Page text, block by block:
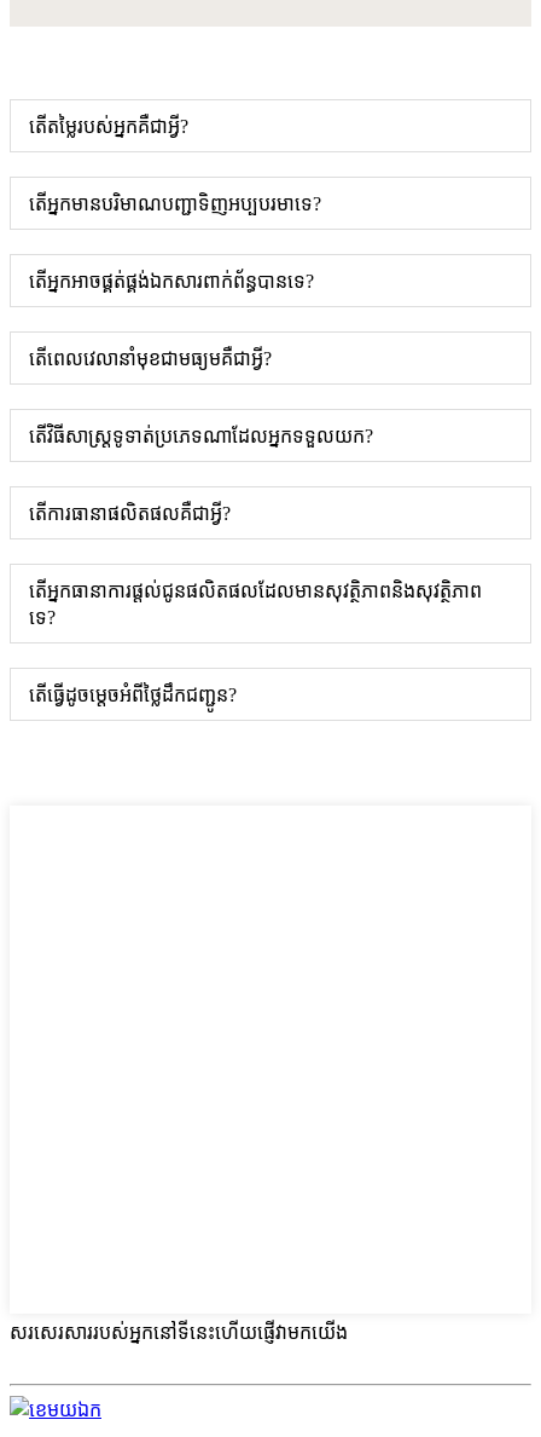
តើតម្លៃរបស់អ្នកគឺជាអ្វី?
តើអ្នកមានបរិមាណបញ្ជាទិញអប្បបរមាទេ?
តើអ្នកអាចផ្គត់ផ្គង់ឯកសារពាក់ព័ន្ធបានទេ?
តើពេលវេលានាំមុខជាមធ្យមគឺជាអ្វី?
តើវិធីសាស្រ្តទូទាត់ប្រភេទណាដែលអ្នកទទួលយក?
តើការធានាផលិតផលគឺជាអ្វី?
តើអ្នកធានាការផ្តល់ជូនផលិតផលដែលមានសុវត្ថិភាពនិងសុវត្ថិភាព
ទេ?
តើធ្វើដូចម្តេចអំពីថ្លៃដឹកជញ្ជូន?
សរសេរសាររបស់អ្នកនៅទីនេះហើយផ្ញើវាមកយើង